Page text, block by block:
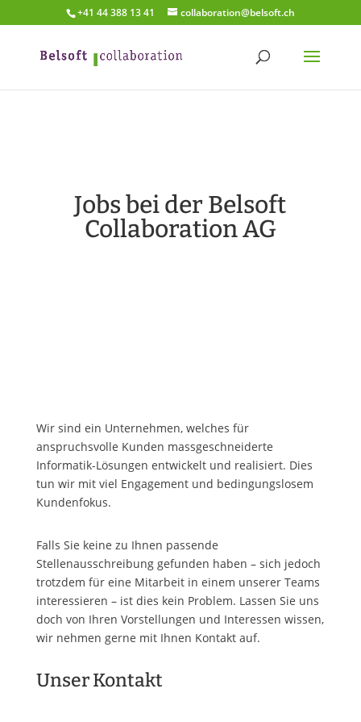
+41 44 388 13 41 collaboration@belsoft.ch
Jobs bei der Belsoft
Collaboration AG
Wir sind ein Unternehmen, welches für
anspruchsvolle Kunden massgeschneiderte
Informatik-Lösungen entwickelt und realisiert. Dies
tun wir mit viel Engagement und bedingungslosem
Kundenfokus.
Falls Sie keine zu Ihnen passende
Stellenausschreibung gefunden haben – sich jedoch
trotzdem für eine Mitarbeit in einem unserer Teams
interessieren – ist dies kein Problem. Lassen Sie uns
doch von Ihren Vorstellungen und Interessen wissen,
wir nehmen gerne mit Ihnen Kontakt auf.
Unser Kontakt